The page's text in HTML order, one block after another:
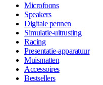
Microfoons
Speakers
Digitale pennen
Simulatie-uitrusting
Racing
Presentatie-apparatuur
Muismatten
Accessoires
Bestsellers